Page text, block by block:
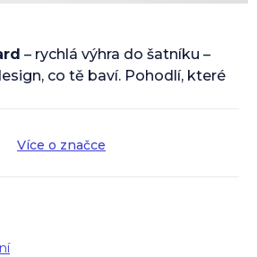
– rychlá výhra do šatníku –
co tě baví. Pohodlí, které
Více o značce